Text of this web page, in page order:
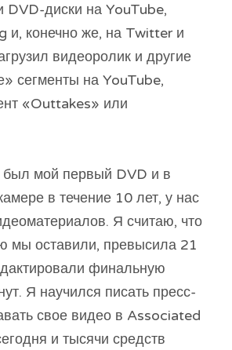
DVD-диски на YouTube,
и, конечно же, на Twitter и
видеоролик и другие
сегменты на YouTube,
«Outtakes» или
был мой первый DVD и в
в течение 10 лет, у нас
Я считаю, что
мы оставили, превысила 21
финальную
Я научился писать пресс-
свое видео в Associated
и тысячи средств